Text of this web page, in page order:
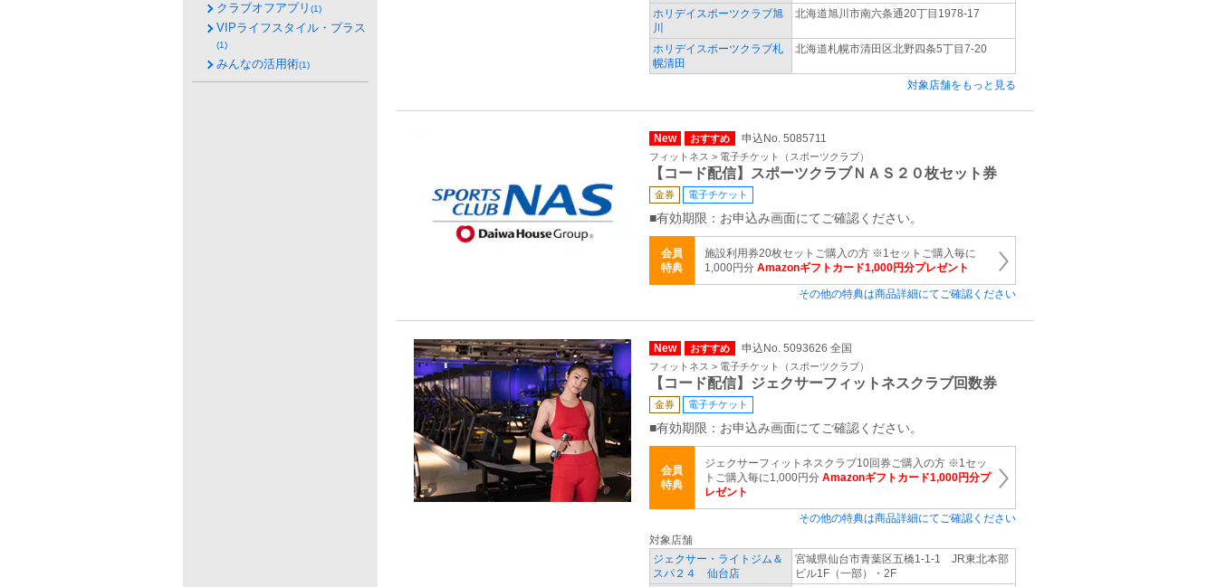
ホリデイスポーツクラブ旭
川
北海道旭川市南六条通20丁目1978-17
ホリデイスポーツクラブ札
幌清田
北海道札幌市清田区北野四条5丁目7-20
対象店舗をもっと見る
New おすすめ 申込No. 5085711
フィットネス > 電子チケット（スポーツクラブ）
【コード配信】スポーツクラブＮＡＳ２０枚セット券
金券 電子チケット
■有効期限：お申込み画面にてご確認ください。
会員
特典
施設利用券20枚セットご購入の方 ※1セットご購入毎に
1,000円分 Amazonギフトカード1,000円分プレゼント
その他の特典は商品詳細にてご確認ください
New おすすめ 申込No. 5093626 全国
フィットネス > 電子チケット（スポーツクラブ）
【コード配信】ジェクサーフィットネスクラブ回数券
金券 電子チケット
■有効期限：お申込み画面にてご確認ください。
会員
特典
ジェクサーフィットネスクラブ10回券ご購入の方 ※1セッ
トご購入毎に1,000円分 Amazonギフトカード1,000円分プ
レゼント
その他の特典は商品詳細にてご確認ください
対象店舗
ジェクサー・ライトジム＆
スパ２４ 仙台店
宮城県仙台市青葉区五橋1-1-1 JR東北本部
ビル1F（一部）・2F
クラブオフアプリ (1)
VIPライフスタイル・プラス
(1)
みんなの活用術(1)